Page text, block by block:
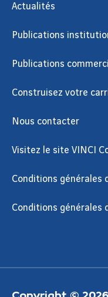
Actualités
Publications
Publications
Construisez votre
Nous contacter
Visitez le site VINCI
Conditions générales
Conditions générales
Copyright ©